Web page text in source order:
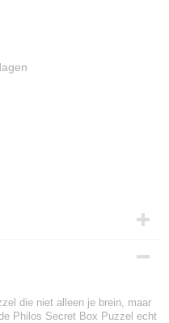
die niet alleen je brein, maar
Philos Secret Box Puzzel echt